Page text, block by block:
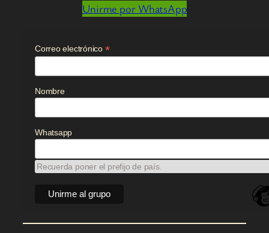
Unirme por WhatsApp
Correo electrónico *
Nombre
Whatsapp
Recuerda poner el prefijo de país.